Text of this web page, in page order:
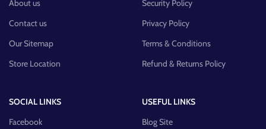
About us
Contact us
Our Sitemap
Store Location
Security Policy
Privacy Policy
Terms & Conditions
Refund & Returns Policy
SOCIAL LINKS
Facebook
USEFUL LINKS
Blog Site